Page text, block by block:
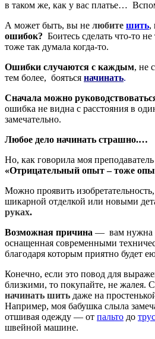
в таком же, как у вас платье…
А может быть, вы не любите шить,
ошибок? Боитесь сделать что-то
тоже так думала когда-то.
Ошибки случаются с каждым, не
тем более, бояться начинать.
Сначала можно
ошибка не видна с расстояния в
замечательно.
Любое дело начинать страшно.…
Но, как говорила моя
«Отрицательный опыт – тоже
Можно проявить
шикарной отделкой или новыми
руках.
Возможная причина — вам нужна
оснащенная современными
благодаря которым приятно будет
Конечно, если это повод для
близкими, то покупайте, не жалея.
начинать шить даже на
Например, моя бабушка слыла
отшивая одежду — от пальто до
швейной машине.